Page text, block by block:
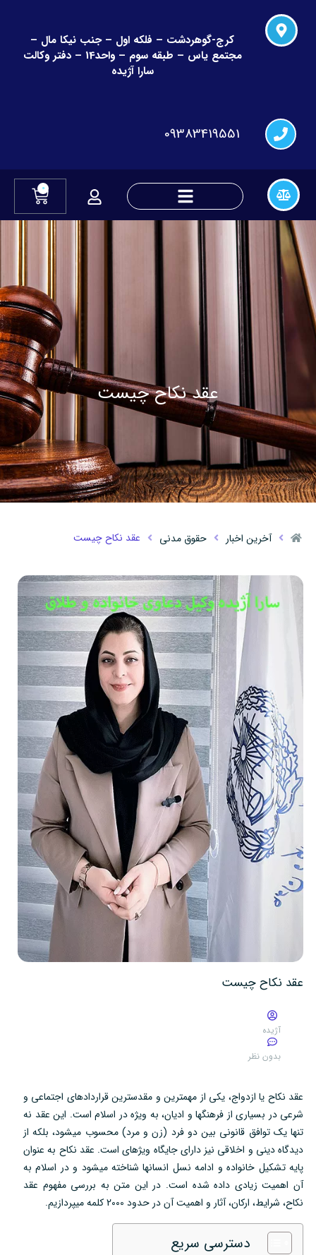
کرج-گوهردشت – فلکه اول – جنب نیکا مال –
مجتمع یاس – طبقه سوم – واحد14 – دفتر وکالت
سارا آژیده
09383419551
0
عقد نکاح چیست
آخرین اخبار حقوق مدنی عقد نکاح چیست
عقد نکاح چیست
آژیده
بدون نظر
عقد نکاح یا ازدواج، یکی از مهمترین و مقدسترین قراردادهای اجتماعی و
شرعی در بسیاری از فرهنگها و ادیان، به ویژه در اسلام است. این عقد نه
تنها یک توافق قانونی بین دو فرد (زن و مرد) محسوب میشود، بلکه از
دیدگاه دینی و اخلاقی نیز دارای جایگاه ویژهای است. عقد نکاح به عنوان
پایه تشکیل خانواده و ادامه نسل انسانها شناخته میشود و در اسلام به
آن اهمیت زیادی داده شده است. در این متن به بررسی مفهوم عقد
نکاح، شرایط، ارکان، آثار و اهمیت آن در حدود 2000 کلمه میپردازیم.
دسترسی سریع